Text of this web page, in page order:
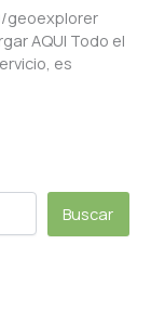
geoexplorer
AQUI Todo el
es
Buscar